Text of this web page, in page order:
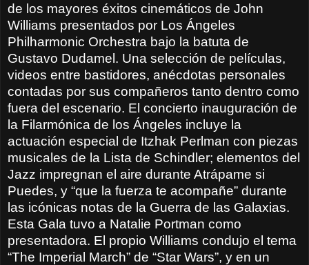
de los mayores éxitos cinemáticos de John
Williams presentados por Los Ángeles
Philharmonic Orchestra bajo la batuta de
Gustavo Dudamel. Una selección de películas,
videos entre bastidores, anécdotas personales
contadas por sus compañeros tanto dentro como
fuera del escenario. El concierto inauguración de
la Filarmónica de los Ángeles incluye la
actuación especial de Itzhak Perlman con piezas
musicales de la Lista de Schindler; elementos del
Jazz impregnan el aire durante Atrápame si
Puedes, y “que la fuerza te acompañe” durante
las icónicas notas de la Guerra de las Galaxias.
Esta Gala tuvo a Natalie Portman como
presentadora. El propio Williams condujo el tema
“The Imperial March” de “Star Wars”, y en un